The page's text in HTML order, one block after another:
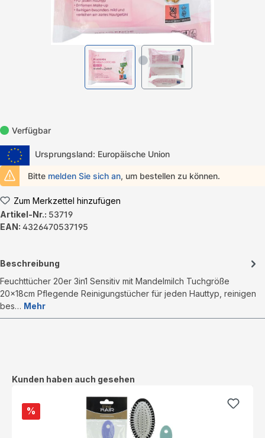
Verfügbar
Ursprungsland: Europäische Union
Bitte melden Sie sich an, um bestellen zu können.
Zum Merkzettel hinzufügen
Artikel-Nr.: 53719
EAN: 4326470537195
Beschreibung
Feuchttücher 20er 3in1 Sensitiv mit Mandelmilch Tuchgröße
20x18cm Pflegende Reinigungstücher für jeden Hauttyp, reinigen
bes… Mehr
Produktgalerie überspringen
Kunden haben auch gesehen
%